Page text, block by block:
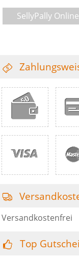
SellyPally
Versandkostenfrei
Top